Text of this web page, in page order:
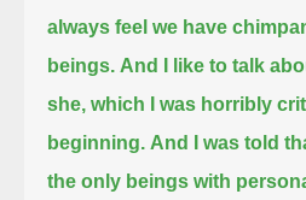
always feel we have
beings. And I like to talk
she, which I was horribly
beginning. And I was told
the only beings with